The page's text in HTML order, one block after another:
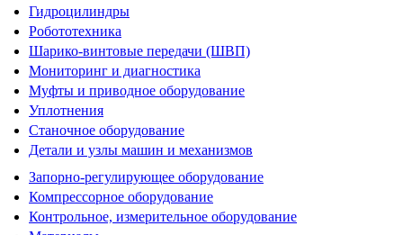
Гидроцилиндры
Робототехника
Шарико-винтовые передачи (ШВП)
Мониторинг и диагностика
Муфты и приводное оборудование
Уплотнения
Станочное оборудование
Детали и узлы машин и механизмов
Запорно-регулирующее оборудование
Компрессорное оборудование
Контрольное, измерительное оборудование